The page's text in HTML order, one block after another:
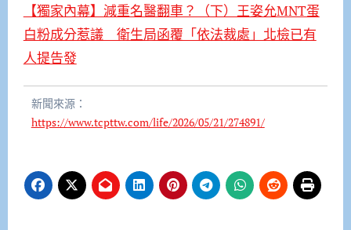
【獨家內幕】減重名醫翻車？（下）王姿允MNT蛋
白粉成分惹議 衛生局函覆「依法裁處」北檢已有
人提告發
新聞來源：
https://www.tcpttw.com/life/2026/05/21/274891/